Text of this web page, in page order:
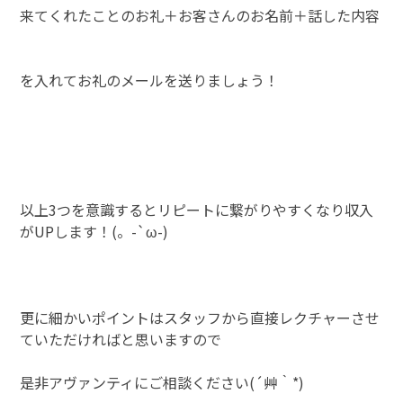
来てくれたことのお礼＋お客さんのお名前＋話した内容
を入れてお礼のメールを送りましょう！
以上3つを意識するとリピートに繋がりやすくなり収入
がUPします！(。-`ω-)
更に細かいポイントはスタッフから直接レクチャーさせ
ていただければと思いますので
是非アヴァンティにご相談ください(´艸｀*)